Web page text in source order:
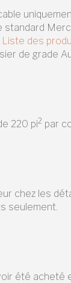
standard
Liste des
de grade
220 pi2 par
chez les
seulement.
été acheté